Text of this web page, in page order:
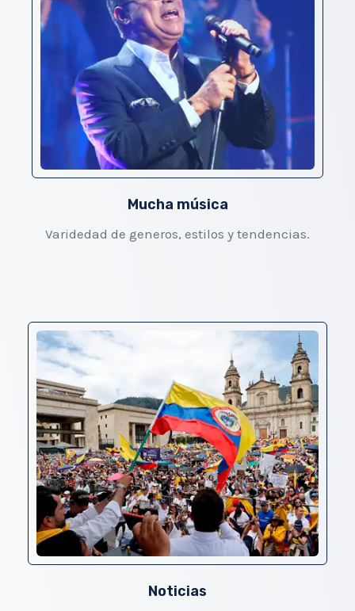
Mucha música
Varidedad de generos, estilos y tendencias.
Noticias